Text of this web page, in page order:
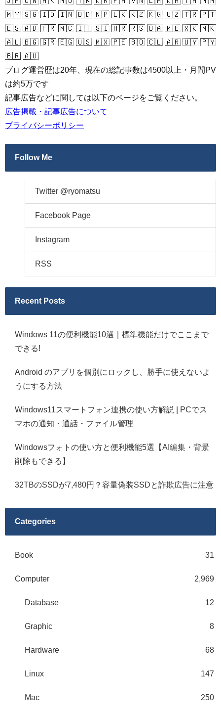
🇲🇾 🇸🇬 🇮🇩 🇮🇳 🇧🇩 🇳🇵 🇱🇰 🇰🇿 🇰🇬 🇺🇿 🇹🇷 🇵🇹
🇪🇸 🇦🇩 🇫🇷 🇲🇨 🇮🇹 🇸🇮 🇭🇷 🇷🇸 🇧🇦 🇲🇪 🇽🇰 🇲🇰
🇦🇱 🇧🇬 🇬🇷 🇪🇬 🇺🇸 🇲🇽 🇵🇪 🇧🇴 🇨🇱 🇦🇷 🇺🇾 🇵🇾
🇧🇷 🇦🇺
ブログ運営歴は20年、現在の総記事数は4500以上・月間PV
は約5万です
記事広告などに関しては以下のページをご覧ください。
広告掲載・記事広告について
プライバシーポリシー
Follow Me
Twitter @ryomatsu
Facebook Page
Instagram
RSS
Recent Posts
Windows 11の便利機能10選｜標準機能だけでここまで
できる!
Android のアプリを個別にロックし、勝手に使えないよ
うにする方法
Windows11スマートフォン連携の使い方解説 | PCでス
マホの通知・通話・ファイル管理
Windowsフォトの使い方と便利機能5選【AI編集・背景
削除もできる】
32TBのSSDが7,480円？容量偽装SSDと詐欺広告に注意
Categories
Book 31
Computer 2,969
Database 12
Graphic 8
Hardware 68
Linux 147
Mac 250